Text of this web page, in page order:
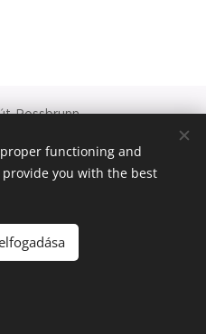
Rossbrunn
Fővárosa
Cookies
functioning and
you with the best